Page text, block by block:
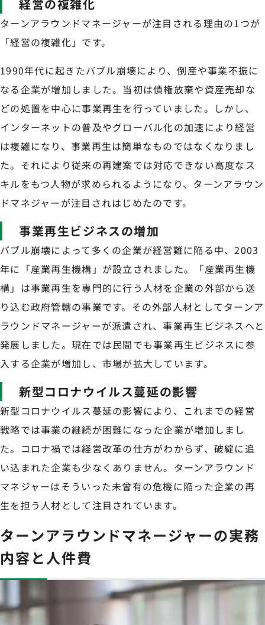
経営の複雑化
ターンアラウンドマネージャーが注目される理由の1つが
「経営の複雑化」です。
1990年代に起きたバブル崩壊により、倒産や事業不振に
なる企業が増加しました。当初は債権放棄や資産売却な
どの処置を中心に事業再生を行っていました。しかし、
インターネットの普及やグローバル化の加速により経営
は複雑になり、事業再生は簡単なものではなくなりまし
た。それにより従来の再建案では対応できない高度なス
キルをもつ人物が求められるようになり、ターンアラウン
ドマネジャーが注目されはじめたのです。
事業再生ビジネスの増加
バブル崩壊によって多くの企業が経営難に陥る中、2003
年に「産業再生機構」が設立されました。「産業再生機
構」は事業再生を専門的に行う人材を企業の外部から送
り込む政府管轄の事業です。その外部人材としてターンア
ラウンドマネージャーが派遣され、事業再生ビジネスへと
発展しました。現在では民間でも事業再生ビジネスに参
入する企業が増加し、市場が拡大しています。
新型コロナウイルス蔓延の影響
新型コロナウイルス蔓延の影響により、これまでの経営
戦略では事業の継続が困難になった企業が増加しまし
た。コロナ禍では経営改革の仕方がわからず、破綻に追
い込まれた企業も少なくありません。ターンアラウンド
マネジャーはそういった未曾有の危機に陥った企業の再
生を担う人材として注目されています。
ターンアラウンドマネージャーの実務
内容と人件費